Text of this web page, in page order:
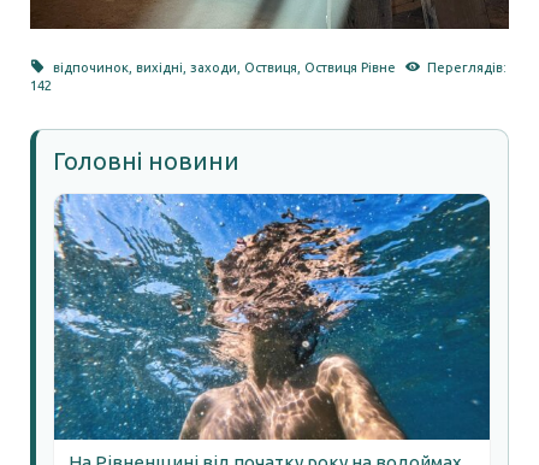
відпочинок ,вихідні ,заходи Оствиця Оствиця Рівне
Переглядів:
142
Головні новини